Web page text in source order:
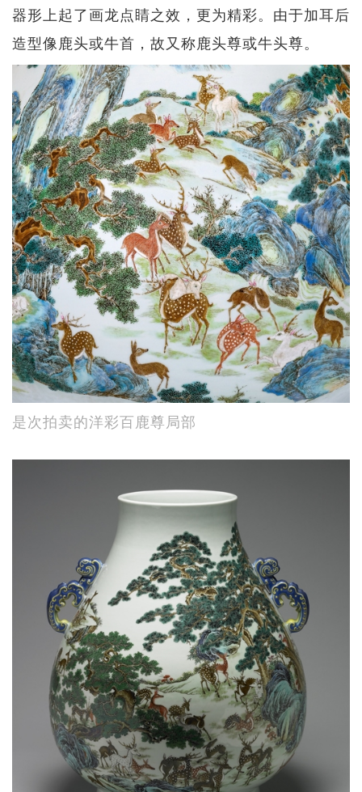
器形上起了画龙点睛之效，更为精彩。由于加耳后
造型像鹿头或牛首，故又称鹿头尊或牛头尊。
是次拍卖的洋彩百鹿尊局部